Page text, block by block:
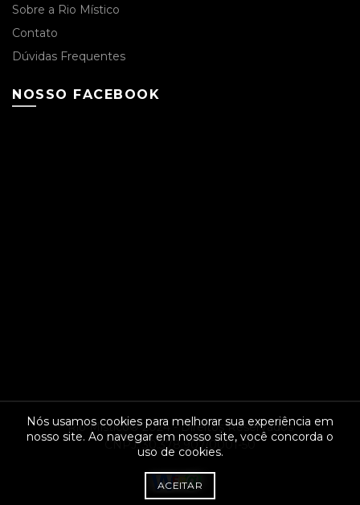
Sobre a Rio Místico
Contato
Dúvidas Frequentes
NOSSO FACEBOOK
Rio Místico® 2024 - Direitos Reservados
CNPJ: 30.378.907/0001-50
Nós usamos cookies para melhorar sua experiência em
nosso site. Ao navegar em nosso site, você concorda o
uso de cookies.
ACEITAR